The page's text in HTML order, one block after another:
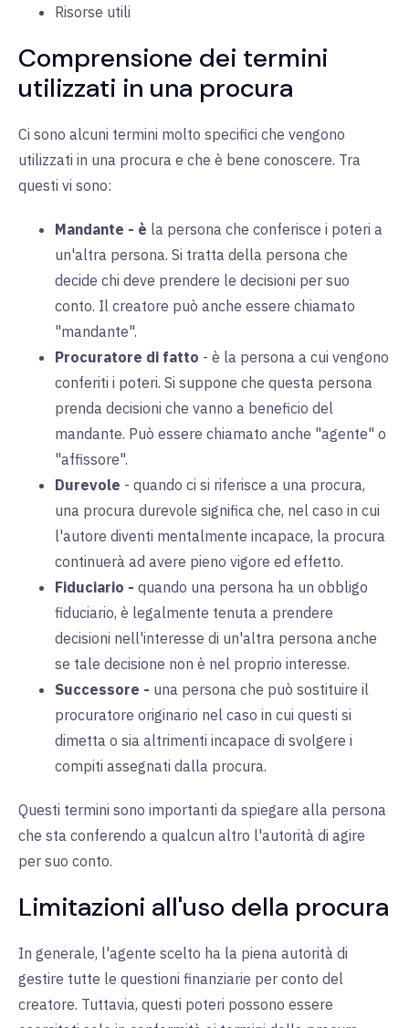
Risorse utili
Comprensione dei termini
utilizzati in una procura
Ci sono alcuni termini molto specifici che vengono
utilizzati in una procura e che è bene conoscere. Tra
questi vi sono:
Mandante - è la persona che conferisce i poteri a
un'altra persona. Si tratta della persona che
decide chi deve prendere le decisioni per suo
conto. Il creatore può anche essere chiamato
"mandante".
Procuratore di fatto - è la persona a cui vengono
conferiti i poteri. Si suppone che questa persona
prenda decisioni che vanno a beneficio del
mandante. Può essere chiamato anche "agente" o
"affissore".
Durevole - quando ci si riferisce a una procura,
una procura durevole significa che, nel caso in cui
l'autore diventi mentalmente incapace, la procura
continuerà ad avere pieno vigore ed effetto.
Fiduciario - quando una persona ha un obbligo
fiduciario, è legalmente tenuta a prendere
decisioni nell'interesse di un'altra persona anche
se tale decisione non è nel proprio interesse.
Successore - una persona che può sostituire il
procuratore originario nel caso in cui questi si
dimetta o sia altrimenti incapace di svolgere i
compiti assegnati dalla procura.
Questi termini sono importanti da spiegare alla persona
che sta conferendo a qualcun altro l'autorità di agire
per suo conto.
Limitazioni all'uso della procura
In generale, l'agente scelto ha la piena autorità di
gestire tutte le questioni finanziarie per conto del
creatore. Tuttavia, questi poteri possono essere